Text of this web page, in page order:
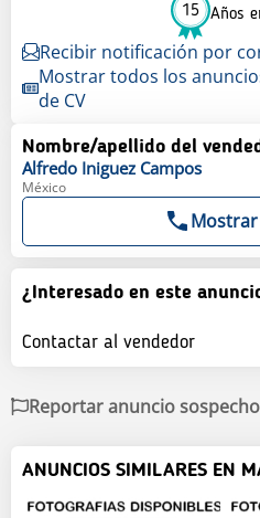
15 Años
Recibir notificación por
Mostrar todos los
de CV
Nombre/apellido del
Alfredo Iniguez Campos
México
¿Interesado en este
Contactar al vendedor
Reportar anuncio
ANUNCIOS SIMILARES EN